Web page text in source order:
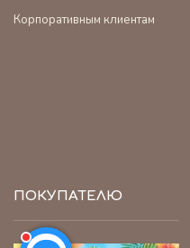
Корпоративным клиентам
ПОКУПАТЕЛЮ